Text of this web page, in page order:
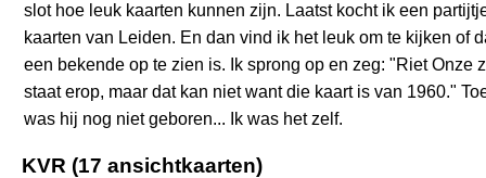
slot hoe leuk kaarten kunnen zijn. Laatst kocht ik een
kaarten van Leiden. En dan vind ik het leuk om te kijken of
een bekende op te zien is. Ik sprong op en zeg: "Riet Onze
staat erop, maar dat kan niet want die kaart is van 1960."
was hij nog niet geboren... Ik was het zelf.
KVR (17 ansichtkaarten)